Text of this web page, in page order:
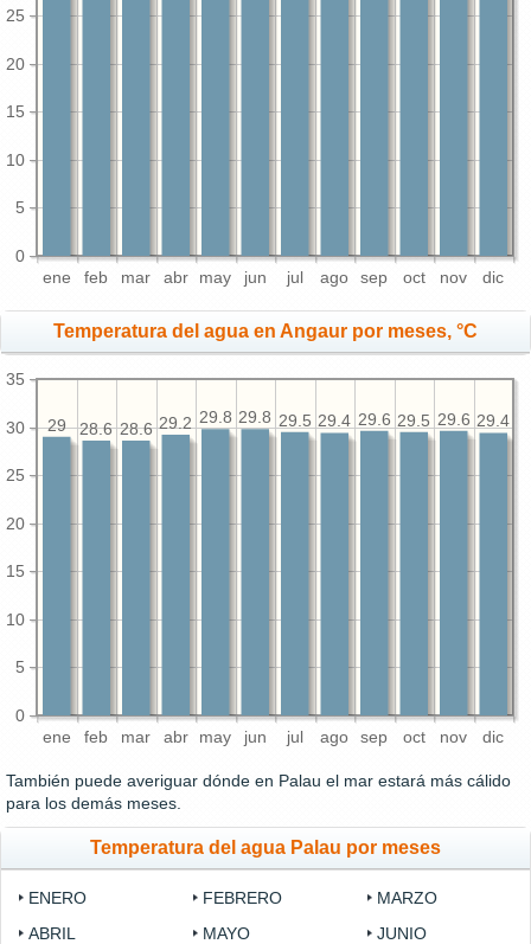
ene feb mar abr may jun jul ago sep oct nov dic
0
5
10
15
20
25
Temperatura del agua en Angaur por meses, °C
ene feb mar abr may jun jul ago sep oct nov dic
0
5
10
15
20
25
30
35
29.4
29.6
29.5
29.6
29.4
29.5
29.8
29.8
29.2
28.6
28.6
29
También puede averiguar dónde en Palau el mar estará más cálido
para los demás meses.
Temperatura del agua Palau por meses
ENERO FEBRERO
MARZO
ABRIL
MAYO
JUNIO